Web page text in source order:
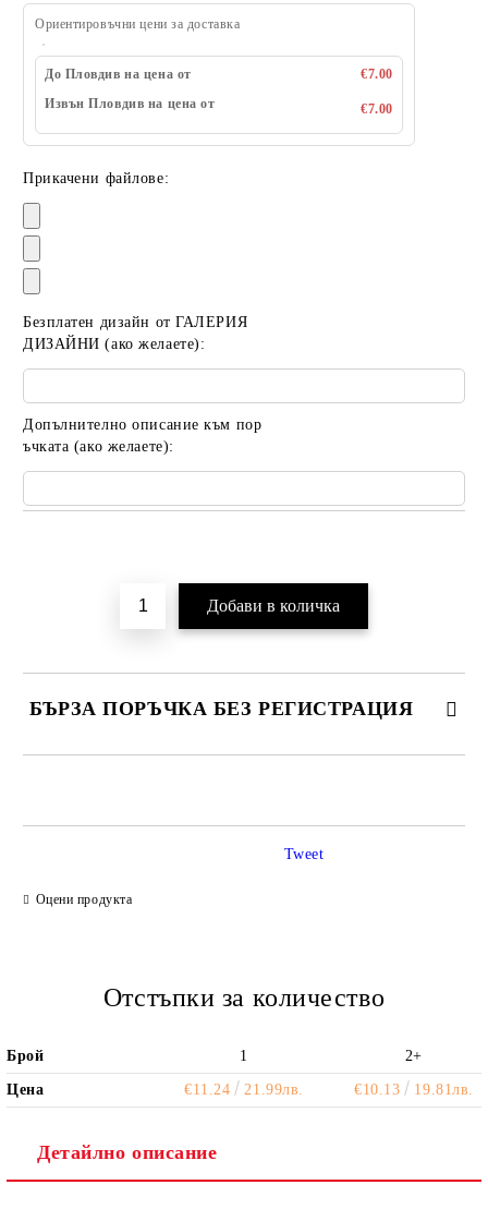
Ориентировъчни цени за доставка
До Пловдив на цена от
€7.00
Извън Пловдив на цена от
€7.00
Прикачени файлове:
Безплатен дизайн от ГАЛЕРИЯ
ДИЗАЙНИ (ако желаете):
Допълнително описание към пор
ъчката (ако желаете):
БЪРЗА ПОРЪЧКА БЕЗ РЕГИСТРАЦИЯ
Оцени продукта
Tweet
Отстъпки за количество
Брой 1 2+
Цена €11.24 21.99лв. €10.13 19.81лв.
Детайлно описание